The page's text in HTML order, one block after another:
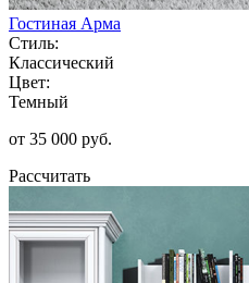
Гостиная Арма
Стиль:
Классический
Цвет:
Темный
от 35 000 руб.
Рассчитать